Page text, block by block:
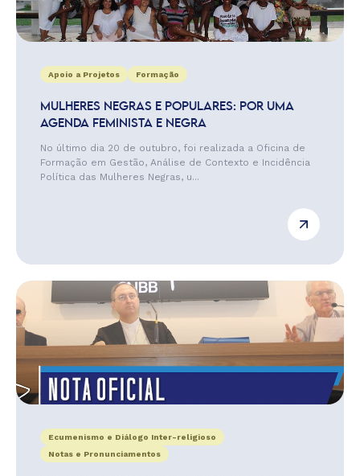
Apoio a Projetos Formação
MULHERES NEGRAS E POPULARES: POR UMA
AGENDA FEMINISTA E NEGRA
No último dia 20 de outubro, foi realizada a Oficina de
Formação em Gestão, Análise de Contexto e Incidência
Política das Mulheres Negras, u...
Ecumenismo e Diálogo Inter-religioso
Notas e Pronunciamentos